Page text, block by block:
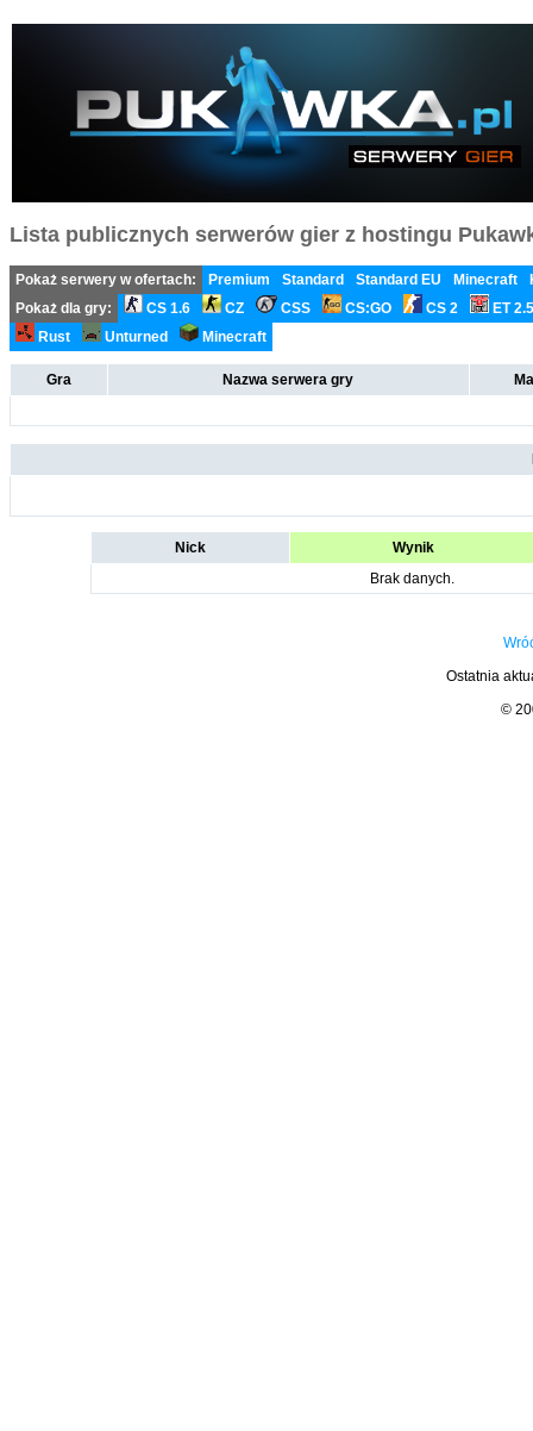
Lista publicznych serwerów gier z hostingu
Pokaż serwery w ofertach: Premium Standard Standard EU Minecraft
Pokaż dla gry:
CS 1.6 CZ CSS CS:GO CS 2
ET
Rust
Unturned Minecraft
Gra Nazwa serwera gry
Nick
Wynik
Brak danych.
Ostatnia
©